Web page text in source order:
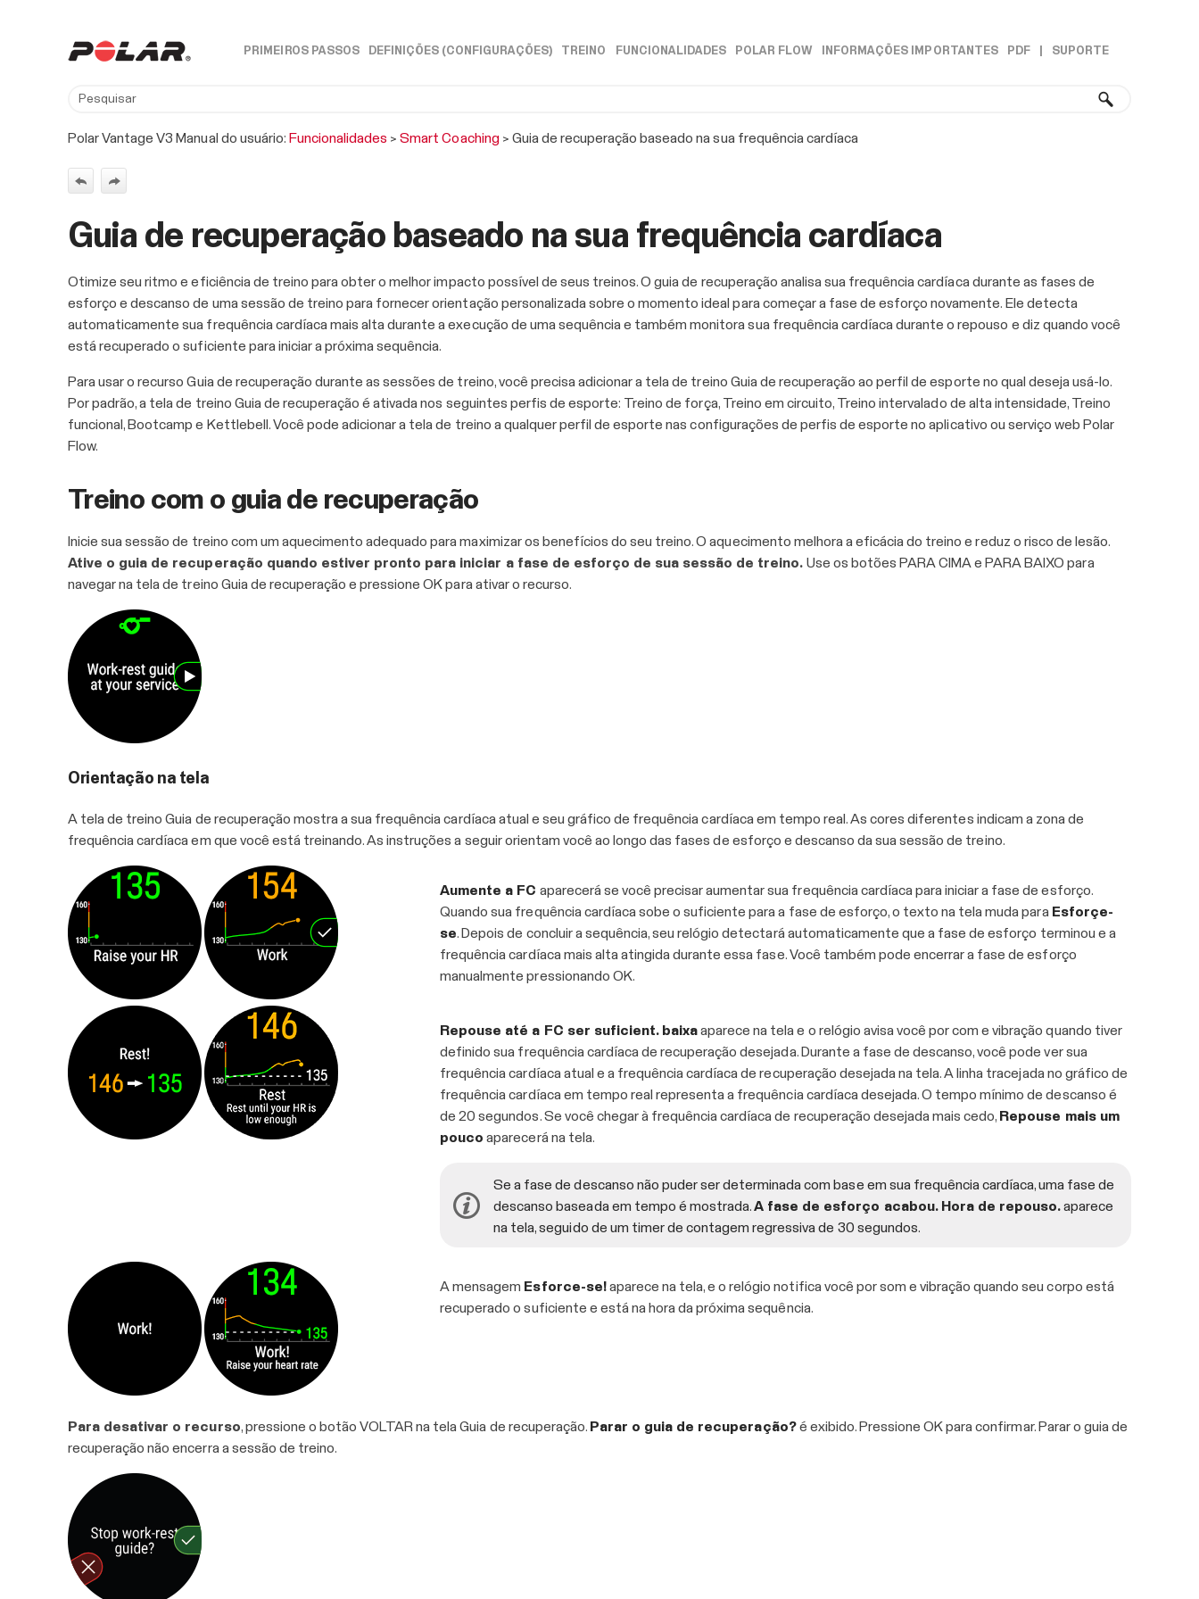
Ir para conteúdo principal
PRIMEIROS PASSOS» DEFINIÇÕES (CONFIGURAÇÕES)» TREINO» FUNCIONALIDADES» POLAR FLOW» INFORMAÇÕES IMPORTANTES» PDF SUPORTE
Polar Vantage V3 Manual do usuário: Funcionalidades >Smart Coaching> Guia de recuperação baseado na sua frequência cardíaca
Guia de recuperação baseado na sua frequência cardíaca
Otimize seu ritmo e eficiência de treino para obter o melhor impacto possível de seus treinos. O guia de recuperação analisa sua frequência cardíaca durante as fases de
esforço e descanso de uma sessão de treino para fornecer orientação personalizada sobre o momento ideal para começar a fase de esforço novamente. Ele detecta
automaticamente sua frequência cardíaca mais alta durante a execução de uma sequência e também monitora sua frequência cardíaca durante o repouso e diz quando você
está recuperado o suficiente para iniciar a próxima sequência.
Para usar o recurso Guia de recuperação durante as sessões de treino, você precisa adicionar a tela de treino Guia de recuperação ao perfil de esporte no qual deseja usá-lo.
Por padrão, a tela de treino Guia de recuperação é ativada nos seguintes perfis de esporte: Treino de força, Treino em circuito, Treino intervalado de alta intensidade, Treino
funcional, Bootcamp e Kettlebell. Você pode adicionar a tela de treino a qualquer perfil de esporte nas configurações de perfis de esporte no aplicativo ou serviço web Polar
Flow.
Treino com o guia de recuperação
Inicie sua sessão de treino com um aquecimento adequado para maximizar os benefícios do seu treino. O aquecimento melhora a eficácia do treino e reduz o risco de lesão.
Ative o guia de recuperação quando estiver pronto para iniciar a fase de esforço de sua sessão de treino. Use os botões PARA CIMA e PARA BAIXO para
navegar na tela de treino Guia de recuperação e pressione OK para ativar o recurso.
Orientação na tela
A tela de treino Guia de recuperação mostra a sua frequência cardíaca atual e seu gráfico de frequência cardíaca em tempo real. As cores diferentes indicam a zona de
frequência cardíaca em que você está treinando. As instruções a seguir orientam você ao longo das fases de esforço e descanso da sua sessão de treino.
Aumente a FC aparecerá se você precisar aumentar sua frequência cardíaca para iniciar a fase de esforço.
Quando sua frequência cardíaca sobe o suficiente para a fase de esforço, o texto na tela muda para Esforçe-
se. Depois de concluir a sequência, seu relógio detectará automaticamente que a fase de esforço terminou e a
frequência cardíaca mais alta atingida durante essa fase. Você também pode encerrar a fase de esforço
manualmente pressionando OK.
Repouse até a FC ser suficient. baixaaparece na tela e o relógio avisa você por com e vibração quando tiver
definido sua frequência cardíaca de recuperação desejada. Durante a fase de descanso, você pode ver sua
frequência cardíaca atual e a frequência cardíaca de recuperação desejada na tela. A linha tracejada no gráfico de
frequência cardíaca em tempo real representa a frequência cardíaca desejada. O tempo mínimo de descanso é
de 20 segundos. Se você chegar à frequência cardíaca de recuperação desejada mais cedo, Repouse mais um
pouco aparecerá na tela.
Se a fase de descanso não puder ser determinada com base em sua frequência cardíaca, uma fase de
descanso baseada em tempo é mostrada.A fase de esforço acabou. Hora de repouso.aparece
na tela, seguido de um timer de contagem regressiva de 30 segundos.
A mensagem Esforce-se!aparece na tela, e o relógio notifica você por som e vibração quando seu corpo está
recuperado o suficiente e está na hora da próxima sequência.
Para desativar o recurso, pressione o botão VOLTAR na tela Guia de recuperação. Parar o guia de recuperação?é exibido. Pressione OK para confirmar. Parar o guia de
recuperação não encerra a sessão de treino.